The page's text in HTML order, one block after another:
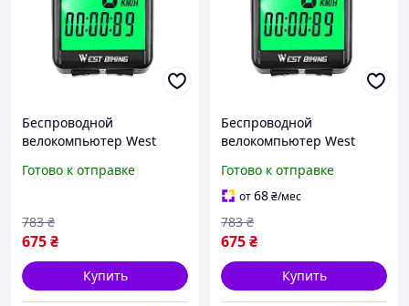
Беспроводной
велокомпьютер West
велосипедный с большим
спидометр
Готово к отправке
675₴
783 ₴
Купить
Беспроводной
велокомпьютер West
велосипедный с большим
экраном подсветкой
спидометр
Готово к отправке
от68₴/мес
675₴
783 ₴
Купить